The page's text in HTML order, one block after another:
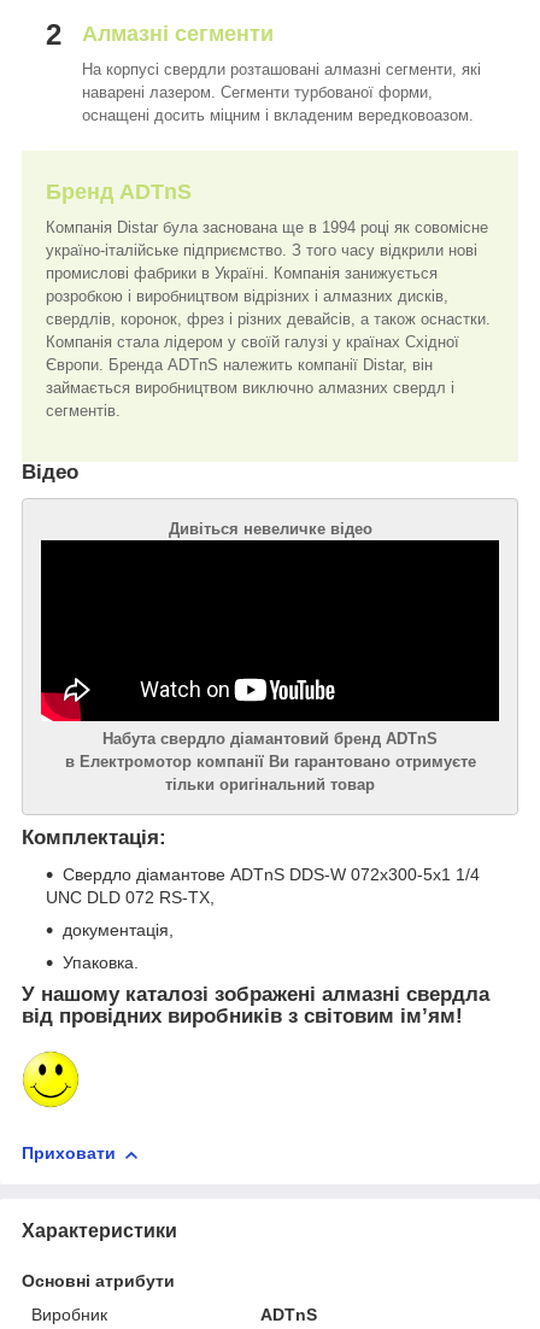
2 Алмазні сегменти
На корпусі свердли розташовані алмазні сегменти, які
наварені лазером. Сегменти турбованої форми,
оснащені досить міцним і вкладеним вередковоазом.
Бренд ADTnS
Компанія Distar була заснована ще в 1994 році як совомісне
україно-італійське підприємство. З того часу відкрили нові
промислові фабрики в Україні. Компанія занижується
розробкою і виробництвом відрізних і алмазних дисків,
свердлів, коронок, фрез і різних девайсів, а також оснастки.
Компанія стала лідером у своїй галузі у країнах Східної
Європи. Бренда ADTnS належить компанії Distar, він
займається виробництвом виключно алмазних свердл і
сегментів.
Відео
Дивіться невеличке відео
Набута свердло діамантовий бренд ADTnS
в Електромотор компанії Ви гарантовано отримуєте
тільки оригінальний товар
Комплектація:
Свердло діамантове ADTnS DDS-W 072x300-5x1 1/4
UNC DLD 072 RS-TX,
документація,
Упаковка.
У нашому каталозі зображені алмазні свердла
від провідних виробників з світовим ім’ям!
Приховати
Характеристики
Основні атрибути
Виробник
ADTnS